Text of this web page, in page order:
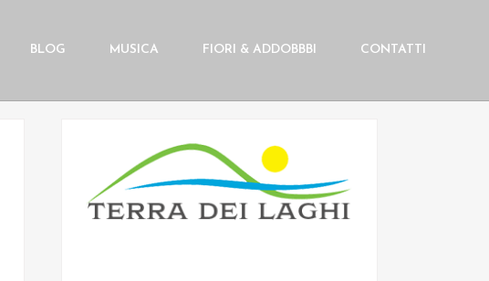
BLOG MUSICA FIORI & ADDOBBBI CONTATTI